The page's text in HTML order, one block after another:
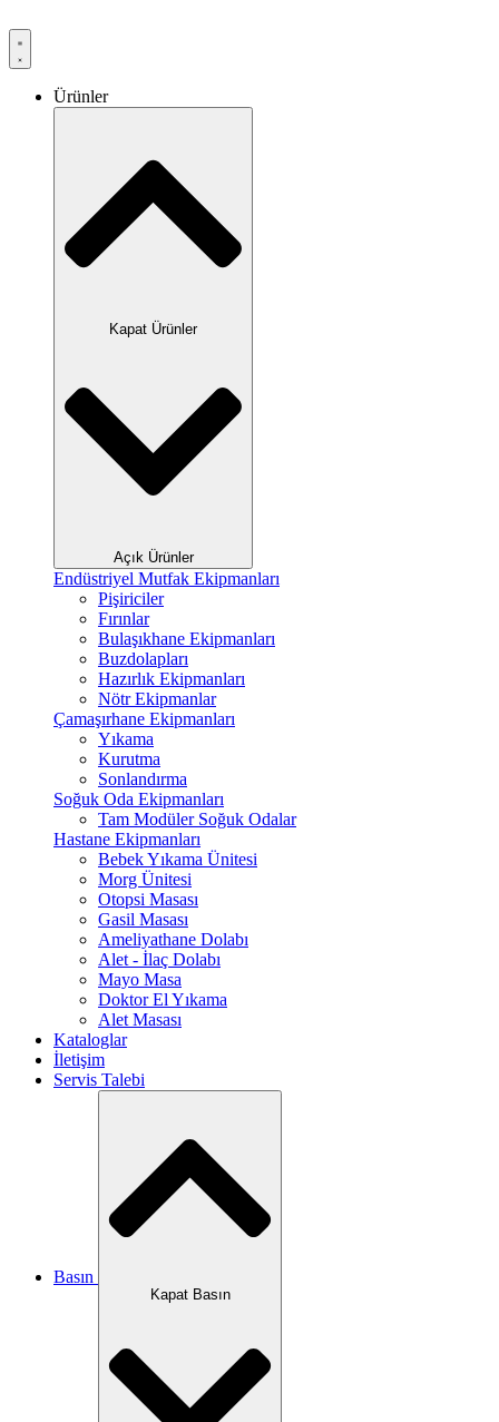
Ürünler
Kapat Ürünler
Açık Ürünler
Endüstriyel Mutfak Ekipmanları
Pişiriciler
Fırınlar
Bulaşıkhane Ekipmanları
Buzdolapları
Hazırlık Ekipmanları
Nötr Ekipmanlar
Çamaşırhane Ekipmanları
Yıkama
Kurutma
Sonlandırma
Soğuk Oda Ekipmanları
Tam Modüler Soğuk Odalar
Hastane Ekipmanları
Bebek Yıkama Ünitesi
Morg Ünitesi
Otopsi Masası
Gasil Masası
Ameliyathane Dolabı
Alet - İlaç Dolabı
Mayo Masa
Doktor El Yıkama
Alet Masası
Kataloglar
İletişim
Servis Talebi
Basın
Kapat Basın